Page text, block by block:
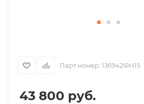
Парт номер: 136942ФН15
43 800 руб.